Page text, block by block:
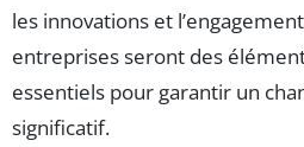
les innovations et
entreprises seront des
essentiels pour garantir un
significatif.